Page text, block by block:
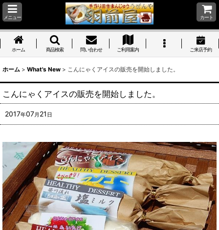
メニュー カート
ホーム 商品検索 問い合わせ ご利用案内 ご来店予約
ホーム > What's New > こんにゃくアイスの販売を開始しました。
こんにゃくアイスの販売を開始しました。
2017年07月 21 日